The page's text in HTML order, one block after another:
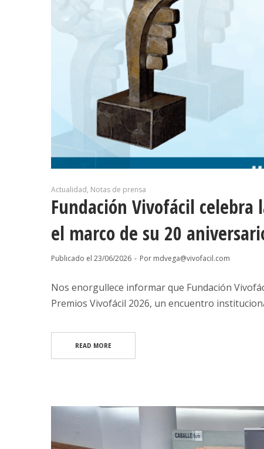
Actualidad Notas de prensa
Fundación Vivofácil celebra
el marco de su 20
Publicado el 23/06/2026 Por mdvega@vivofacil.com
Nos enorgullece informar que Fundación
Premios Vivofácil 2026, un encuentro
READ MORE